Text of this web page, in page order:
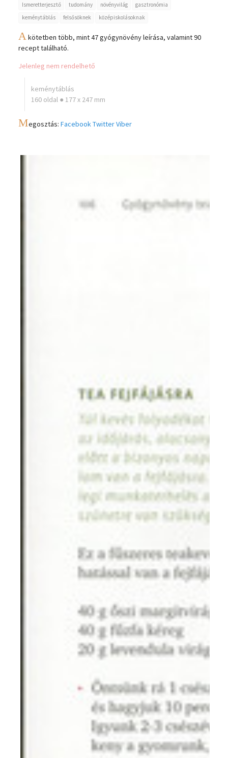
Ismeretterjesztő tudomány növényvilág
gasztronómia
keménytáblás
felsősöknek középiskolásoknak
A kötetben több, mint 47 gyógynövény leírása, valamint 90
recept található.
Jelenleg nem rendelhető
keménytáblás
160 oldal ● 177 x 247 mm
Megosztás: FacebookTwitterViber